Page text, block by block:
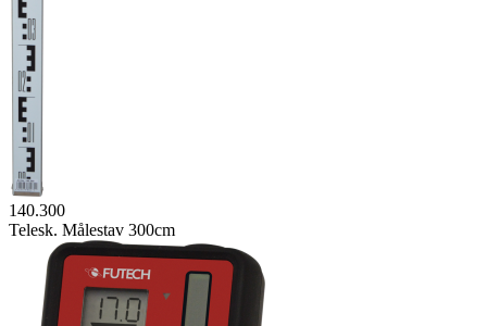
140.300
Telesk. Målestav 300cm